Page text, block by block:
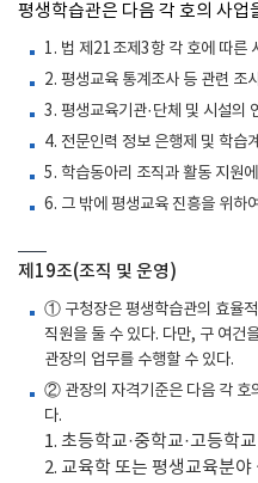
평생학습관은 다음 각 호의 사업
1. 법 제21조제3항 각 호에 따른
2. 평생교육 통계조사 등 관련 조
3. 평생교육기관·단체 및 시설의
4. 전문인력 정보 은행제 및 학습
5. 학습동아리 조직과 활동 지원
6. 그 밖에 평생교육 진흥을 위하
제19조(조직 및 운영)
① 구청장은 평생학습관의 효율
직원을 둘 수 있다. 다만, 구 여건
관장의 업무를 수행할 수 있다.
② 관장의 자격기준은 다음 각 호
다.
1. 초등학교·중학교·고등학
2. 교육학 또는 평생교육분